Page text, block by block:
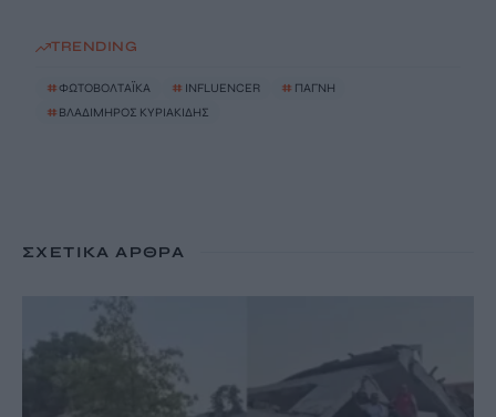
TRENDING
#ΦΩΤΟΒΟΛΤΑΪΚΑ # INFLUENCER # ΠΑΓΝΗ
# ΒΛΑΔΙΜΗΡΟΣ ΚΥΡΙΑΚΙΔΗΣ
ΣΧΕΤΙΚΆ ΆΡΘΡΑ